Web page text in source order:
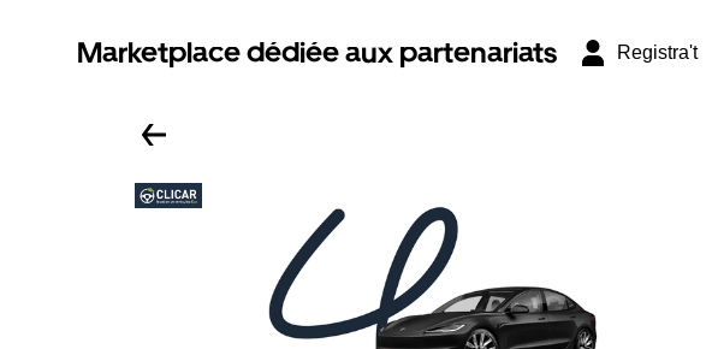
Marketplace dédiée aux partenariats Registra't